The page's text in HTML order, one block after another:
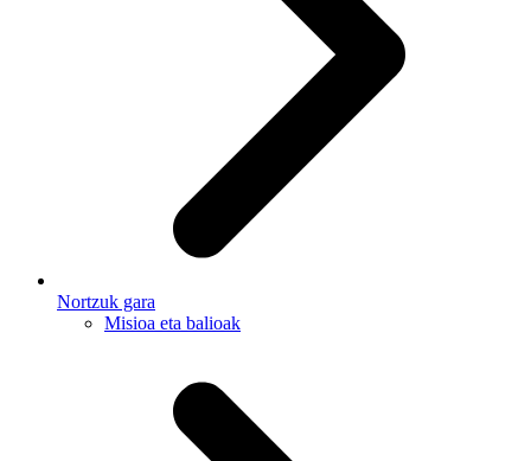
Nortzuk gara
Misioa eta balioak